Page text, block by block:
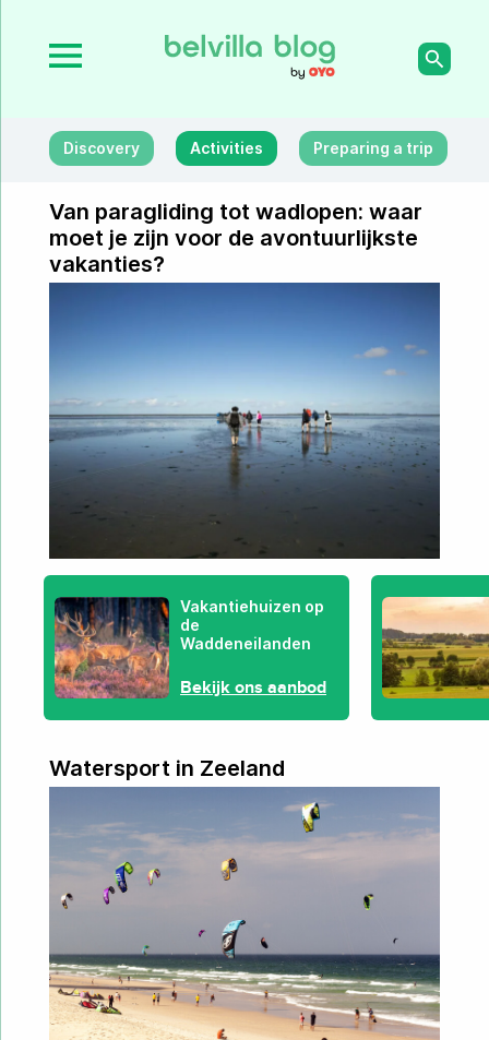
Discovery Activities Preparing a trip
Van paragliding tot wadlopen: waar
moet je zijn voor de avontuurlijkste
vakanties?
Vakantiehuizen op
de
Waddeneilanden
Bekijk ons aanbod
Watersport in Zeeland